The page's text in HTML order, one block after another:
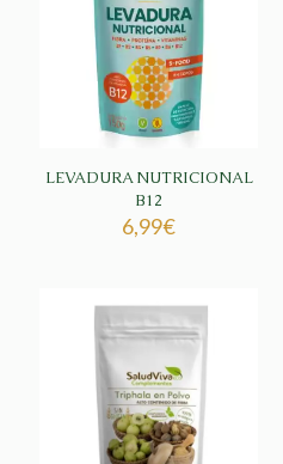
LEVADURA NUTRICIONAL
B12
6,99€